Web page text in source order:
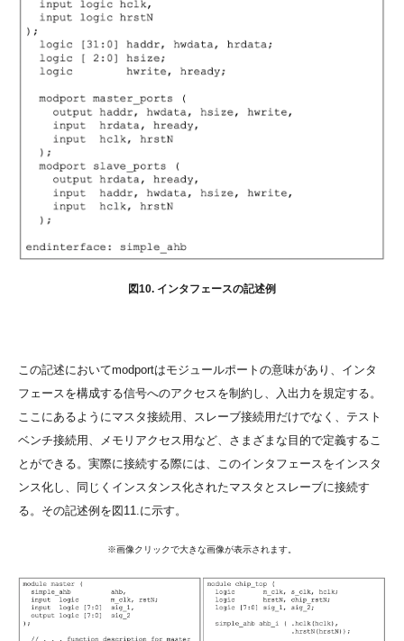
図10. インタフェースの記述例
この記述においてmodportはモジュールポートの意味があり、インタ
フェースを構成する信号へのアクセスを制約し、入出力を規定する。
ここにあるようにマスタ接続用、スレーブ接続用だけでなく、テスト
ベンチ接続用、メモリアクセス用など、さまざまな目的で定義するこ
とができる。実際に接続する際には、このインタフェースをインスタ
ンス化し、同じくインスタンス化されたマスタとスレーブに接続す
る。その記述例を図11.に示す。
※画像クリックで大きな画像が表示されます。